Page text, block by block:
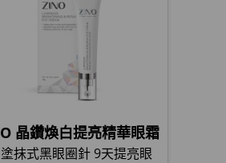
晶鑽煥白提亮精華眼霜
抹式黑眼圈針 9天提亮眼